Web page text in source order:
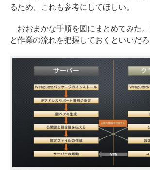
るため、これも参考にしてほしい。
おおまかな手順を図にまとめてみた。
と作業の流れを把握しておくといいだろ